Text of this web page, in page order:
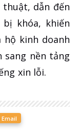
dẫn đến
khóa, khiến
hộ kinh doanh
sang nền tảng
xin lỗi.